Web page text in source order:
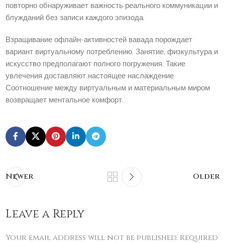
повторно обнаруживает важность реального коммуникации и
блужданий без записи каждого эпизода.
Взращивание офлайн-активностей вавада порождает
вариант виртуальному потреблению. Занятие, физкультура и
искусство предполагают полного погружения. Такие
увлечения доставляют настоящее наслаждение.
Соотношение между виртуальным и материальным миром
возвращает ментальное комфорт.
Newer Older
Leave a Reply
Your email address will not be published. Required